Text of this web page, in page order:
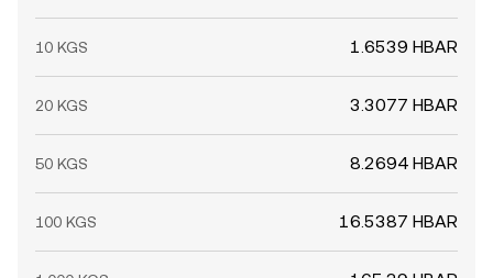
10 KGS 1.6539 HBAR
20 KGS 3.3077 HBAR
50 KGS 8.2694 HBAR
100 KGS 16.5387 HBAR